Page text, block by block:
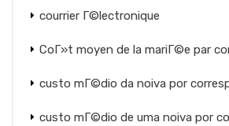
courrier Г©lectronique
CoГ»t moyen de la mariГ©e par
custo mГ©dio da noiva por
custo mГ©dio de uma noiva por